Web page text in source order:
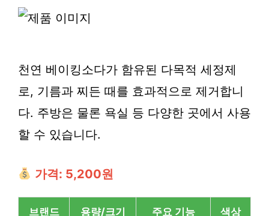
천연 베이킹소다가 함유된 다목적 세정제
로, 기름과 찌든 때를 효과적으로 제거합니
다. 주방은 물론 욕실 등 다양한 곳에서 사용
할 수 있습니다.
가격: 5,200원
브랜드 용량/크기 주요 기능 색상